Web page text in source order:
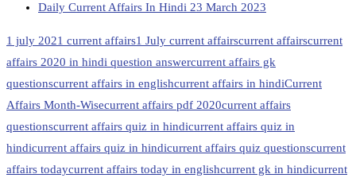
Daily Current Affairs In Hindi 23 March 2023
1 july 2021 current affairs1 July current affairscurrent affairscurrent
affairs 2020 in hindi question answercurrent affairs gk
questionscurrent affairs in englishcurrent affairs in hindiCurrent
Affairs Month-Wisecurrent affairs pdf 2020current affairs
questionscurrent affairs quiz in hindicurrent affairs quiz in
hindicurrent affairs quiz in hindicurrent affairs quiz questionscurrent
affairs todaycurrent affairs today in englishcurrent gk in hindicurrent